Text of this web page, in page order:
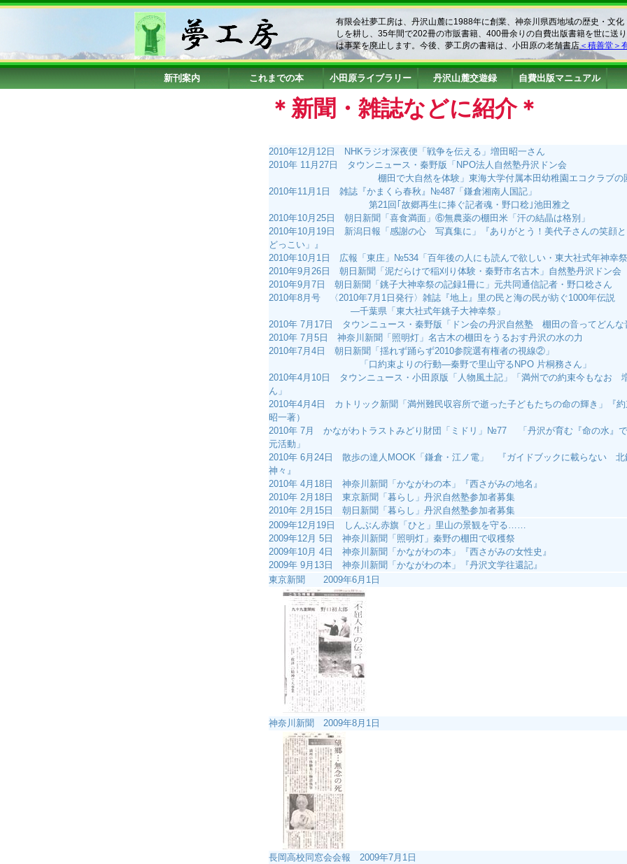
有限会社夢工房は、丹沢山麓に1988年に創業、神奈川県西地域の歴史・文
しを耕し、35年間で202冊の市販書籍、400冊余りの自費出版書籍を世に送
は事業を廃止します。今後、夢工房の書籍は、小田原の老舗書店＜積善堂＞
新刊案内 これまでの本 小田原ライブラリー 丹沢山麓交遊録 自費出版マニュアル
＊新聞・雑誌などに紹介＊
2010年12月12日 NHKラジオ深夜便「戦争を伝える」増田昭一さん
2010年 11月27日 タウンニュース・秦野版「NPO法人自然塾丹沢ドン会
棚田で大自然を体験」東海大学付属本田幼稚園エコクラブの
2010年11月1日 雑誌『かまくら春秋』№487「鎌倉湘南人国記」
第21回｢故郷再生に捧ぐ記者魂・野口稔｣池田雅之
2010年10月25日 朝日新聞「喜食満面」⑥無農薬の棚田米「汗の結晶は格別」
2010年10月19日 新潟日報「感謝の心 写真集に」『ありがとう！美代子さんの笑顔と
どっこい」』
2010年10月1日 広報「東庄」№534「百年後の人にも読んで欲しい・東大社式年神幸祭
2010年9月26日 朝日新聞「泥だらけで稲刈り体験・秦野市名古木」自然塾丹沢ドン会
2010年9月7日 朝日新聞「銚子大神幸祭の記録1冊に」元共同通信記者・野口稔さん
2010年8月号 〈2010年7月1日発行〉雑誌『地上』里の民と海の民が紡ぐ1000年伝説
―千葉県「東大社式年銚子大神幸祭」
2010年 7月17日 タウンニュース・秦野版「ドン会の丹沢自然塾 棚田の音ってどん
2010年 7月5日 神奈川新聞「照明灯」名古木の棚田をうるおす丹沢の水の力
2010年7月4日 朝日新聞「揺れず踊らず2010参院選有権者の視線②」
「口約束よりの行動―秦野で里山守るNPO 片桐務さん」
2010年4月10日 タウンニュース・小田原版「人物風土記」「満州での約束今もなお
ん」
2010年4月4日 カトリック新聞「満州難民収容所で逝った子どもたちの命の輝き」『約
昭一著）
2010年 7月 かながわトラストみどり財団「ミドリ」№77 「丹沢が育む『命の水』
元活動」
2010年 6月24日 散歩の達人MOOK「鎌倉・江ノ電」 『ガイドブックに載らない 北
神々』
2010年 4月18日 神奈川新聞「かながわの本」『西さがみの地名』
2010年 2月18日 東京新聞「暮らし」丹沢自然塾参加者募集
2010年 2月15日 朝日新聞「暮らし」丹沢自然塾参加者募集
2009年12月19日 しんぶん赤旗「ひと」里山の景観を守る……
2009年12月 5日 神奈川新聞「照明灯」秦野の棚田で収穫祭
2009年10月 4日 神奈川新聞「かながわの本」『西さがみの女性史』
2009年 9月13日 神奈川新聞「かながわの本」『丹沢文学往還記』
東京新聞 2009年6月1日
神奈川新聞 2009年8月1日
長岡高校同窓会会報 2009年7月1日